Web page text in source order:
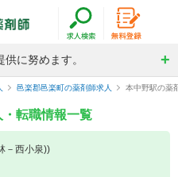
に努めます。
邑楽郡邑楽町の薬剤師求人 本中野駅の薬
転職情報一覧
－西小泉))